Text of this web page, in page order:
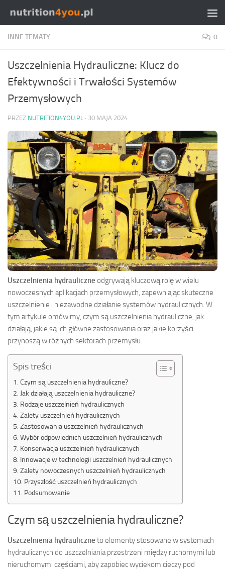
Przejdź do treści
INNE TEMATY 0
Uszczelnienia Hydrauliczne: Klucz do
Efektywności i Trwałości Systemów
Przemysłowych
PRZEZ NUTRITION4YOU.PL · 30 MAJA 2024
Uszczelnienia hydrauliczne odgrywają kluczową rolę w wielu
nowoczesnych aplikacjach przemysłowych, zapewniając skuteczne
uszczelnienie i niezawodne działanie systemów hydraulicznych. W
tym artykule omówimy, czym są uszczelnienia hydrauliczne, jak
działają, jakie są ich główne zastosowania oraz jakie korzyści
przynoszą w różnych sektorach przemysłu.
Spis treści
Czym są uszczelnienia hydrauliczne?
Jak działają uszczelnienia hydrauliczne?
Rodzaje uszczelnień hydraulicznych
Zalety uszczelnień hydraulicznych
Zastosowania uszczelnień hydraulicznych
Wybór odpowiednich uszczelnień hydraulicznych
Konserwacja uszczelnień hydraulicznych
Innowacje w technologii uszczelnień hydraulicznych
Zalety nowoczesnych uszczelnień hydraulicznych
Przyszłość uszczelnień hydraulicznych
Podsumowanie
Czym są uszczelnienia hydrauliczne?
Uszczelnienia hydrauliczne to elementy stosowane w systemach
hydraulicznych do uszczelniania przestrzeni między ruchomymi lub
nieruchomymi częściami, aby zapobiec wyciekom cieczy pod